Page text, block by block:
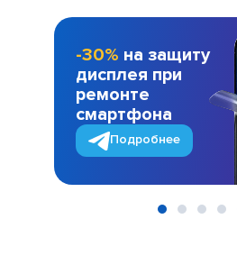
-30% на защиту
дисплея при
ремонте
смартфона
Подробнее